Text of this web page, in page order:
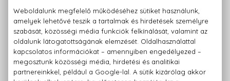
ISSEY MIYAKE
L'eau D'Issey
ISSEY MIYAKE
L'eau D'Issey